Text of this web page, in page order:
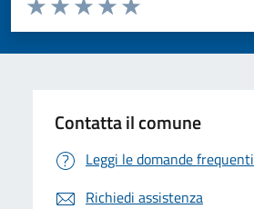
Valuta 5 stelle su 5
Valuta 4 stelle su 5
Valuta 3 stelle su 5
Valuta 2 stelle su 5
Valuta 1 stelle su 5
Contatta il comune
Leggi le domande frequenti
Richiedi assistenza